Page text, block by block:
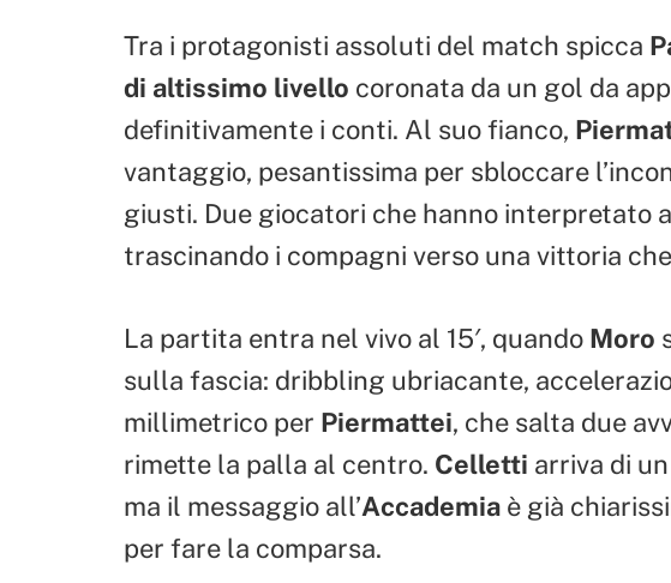
Tra i protagonisti assoluti del match spicca
di altissimo livello coronata da un gol da
definitivamente i conti. Al suo fianco,
vantaggio, pesantissima per sbloccare
giusti. Due giocatori che hanno interpretato
trascinando i compagni verso una vittoria
La partita entra nel vivo al 15′, quando Moro
sulla fascia: dribbling ubriacante,
millimetrico per Piermattei, che salta due
rimette la palla al centro. Celletti arriva di
ma il messaggio all’Accademia è già
per fare la comparsa.